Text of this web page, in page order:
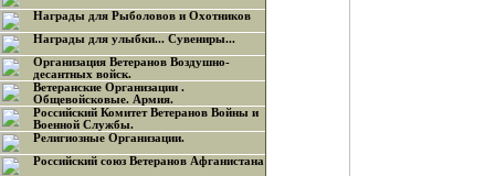
Награды для Рыболовов и Охотников
Награды для улыбки... Сувениры...
Организация Ветеранов Воздушно-
десантных войск.
Ветеранские Организации .
Общевойсковые. Армия.
Российский Комитет Ветеранов Войны и
Военной Службы.
Религиозные Организации.
Российский союз Ветеранов Афганистана